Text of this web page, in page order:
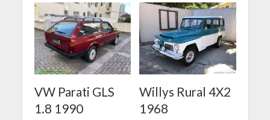
VW Parati GLS
1.8 1990
Willys Rural 4X2
1968